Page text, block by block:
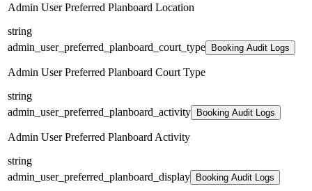
Admin User Preferred Planboard Location
string
admin_user_preferred_planboard_court_type
Booking Audit Logs
Admin User Preferred Planboard Court Type
string
admin_user_preferred_planboard_activity
Booking Audit Logs
Admin User Preferred Planboard Activity
string
admin_user_preferred_planboard_display
Booking Audit Logs